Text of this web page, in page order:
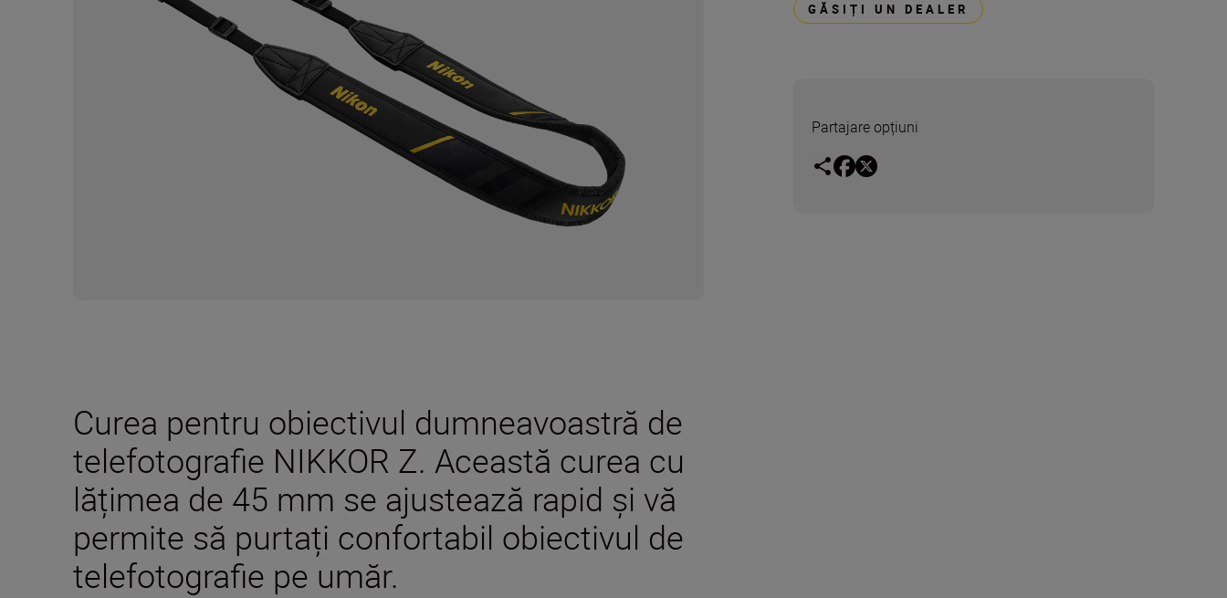
GĂSIȚI UN DEALER
Partajare opțiuni
Curea pentru obiectivul dumneavoastră de
telefotografie NIKKOR Z. Această curea cu
lățimea de 45 mm se ajustează rapid și vă
permite să purtați confortabil obiectivul de
telefotografie pe umăr.